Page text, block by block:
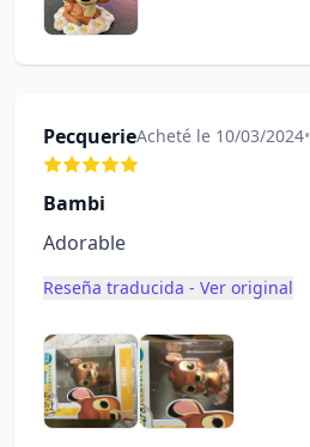
PecquerieAcheté le 10/03/2024•
Bambi
Adorable
Reseña traducida - Ver original